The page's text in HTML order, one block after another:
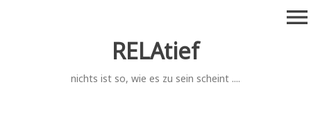
RELAtief
nichts ist so, wie es zu sein scheint ....
menu